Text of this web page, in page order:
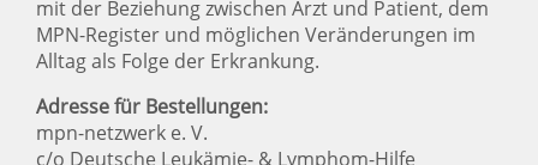
mit der Beziehung zwischen Arzt und Patient, dem
MPN-Register und möglichen Veränderungen im
Alltag als Folge der Erkrankung.
Adresse für Bestellungen:
mpn-netzwerk e. V.
c/o Deutsche Leukämie- & Lymphom-Hilfe